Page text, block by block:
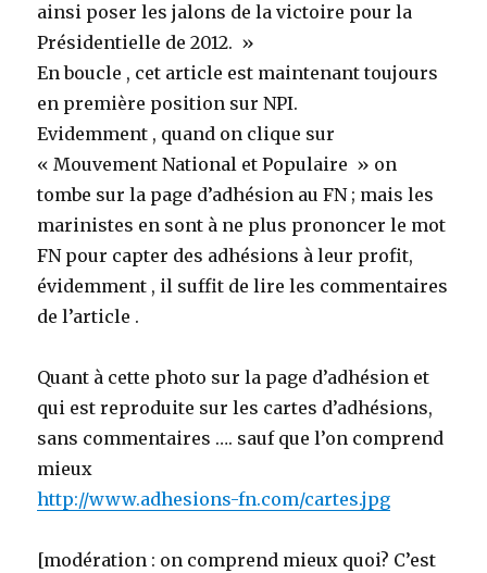
ainsi poser les jalons de la victoire pour la
Présidentielle de 2012. »
En boucle , cet article est maintenant toujours
en première position sur NPI.
Evidemment , quand on clique sur
« Mouvement National et Populaire » on
tombe sur la page d’adhésion au FN ; mais les
marinistes en sont à ne plus prononcer le mot
FN pour capter des adhésions à leur profit,
évidemment , il suffit de lire les commentaires
de l’article .
Quant à cette photo sur la page d’adhésion et
qui est reproduite sur les cartes d’adhésions,
sans commentaires …. sauf que l’on comprend
mieux
http://www.adhesions-fn.com/cartes.jpg
[modération : on comprend mieux quoi? C’est